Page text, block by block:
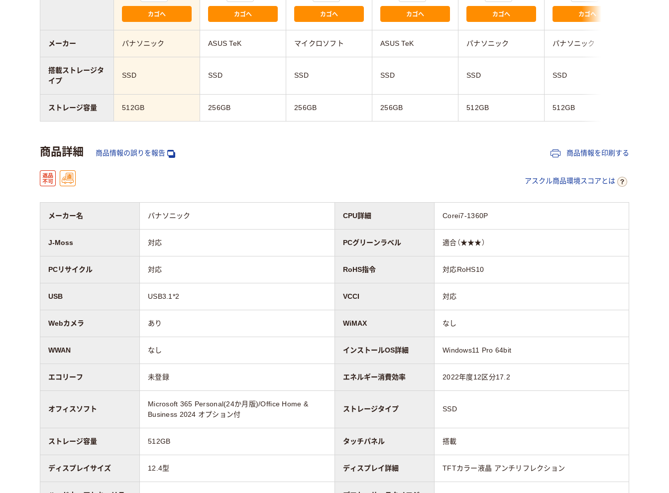
カゴへ カゴへ カゴへ カゴへ カゴへ カゴへ
パナソニック ASUS TeK マイクロソフト ASUS TeK パナソニック パナソニック
SSD SSD SSD SSD SSD SSD
512GB 256GB 256GB 256GB 512GB 512GB
メーカー
搭載ストレージタ
イプ
ストレージ容量
商品詳細 商品情報の誤りを報告 商品情報を印刷する
アスクル商品環境スコアとは
メーカー名 パナソニック CPU詳細 Corei7-1360P
J-Moss 対応 PCグリーンラベル 適合（★★★）
PCリサイクル 対応 RoHS指令 対応RoHS10
USB USB3.1*2 VCCI 対応
Webカメラ あり WiMAX なし
WWAN なし インストールOS詳細 Windows11 Pro 64bit
エコリーフ 未登録 エネルギー消費効率 2022年度12区分17.2
オフィスソフト
Microsoft 365 Personal(24か月版)/Office Home &
Business 2024 オプション付
ストレージタイプ SSD
ストレージ容量 512GB タッチパネル 搭載
ディスプレイサイズ 12.4型 ディスプレイ詳細 TFTカラー液晶 アンチリフレクション